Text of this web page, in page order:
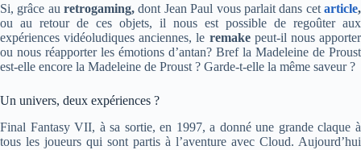
Si, grâce auretrogaming,dont Jean Paul vous parlait dans cetarticle,
ou au retour de ces objets, il nous est possible de regoûter aux
expériences vidéoludiques anciennes, le remakepeut-il nous apporter
ou nous réapporter les émotions d’antan? Bref la Madeleine de Proust
est-elle encore la Madeleine de Proust ? Garde-t-elle la même saveur ?
Un univers, deux expériences ?
Final Fantasy VII, à sa sortie, en 1997, a donné une grande claque à
tous les joueurs qui sont partis à l’aventure avec Cloud. Aujourd’hui